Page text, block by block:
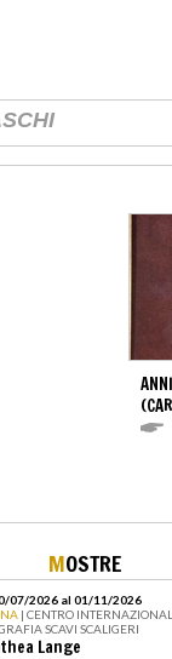
MOSTRE
07/2026 al 01/11/2026
| CENTRO
SCAVI SCALIGERI
Lange